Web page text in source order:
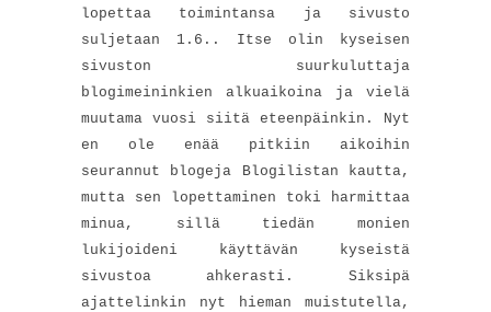
lopettaa toimintansa ja sivusto
suljetaan 1.6.. Itse olin kyseisen
sivuston suurkuluttaja
blogimeininkien alkuaikoina ja vielä
muutama vuosi siitä eteenpäinkin. Nyt
en ole enää pitkiin aikoihin
seurannut blogeja Blogilistan kautta,
mutta sen lopettaminen toki harmittaa
minua, sillä tiedän monien
lukijoideni käyttävän kyseistä
sivustoa ahkerasti. Siksipä
ajattelinkin nyt hieman muistutella,